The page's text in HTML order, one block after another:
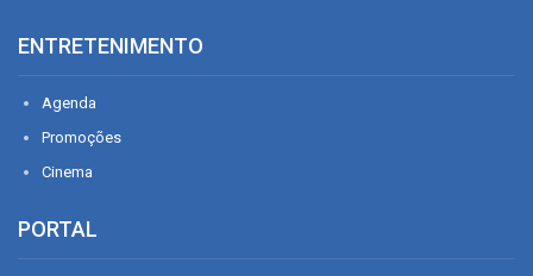
ENTRETENIMENTO
Agenda
Promoções
Cinema
PORTAL